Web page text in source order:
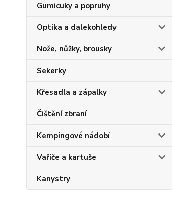
Gumicuky a popruhy
Optika a dalekohledy
Nože, nůžky, brousky
Sekerky
Křesadla a zápalky
Čištění zbraní
Kempingové nádobí
Vařiče a kartuše
Kanystry